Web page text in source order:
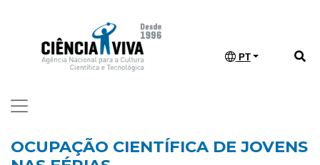
PT
OCUPAÇÃO CIENTÍFICA DE JOVENS